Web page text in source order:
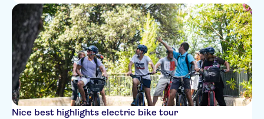
Nice best highlights electric bike tour